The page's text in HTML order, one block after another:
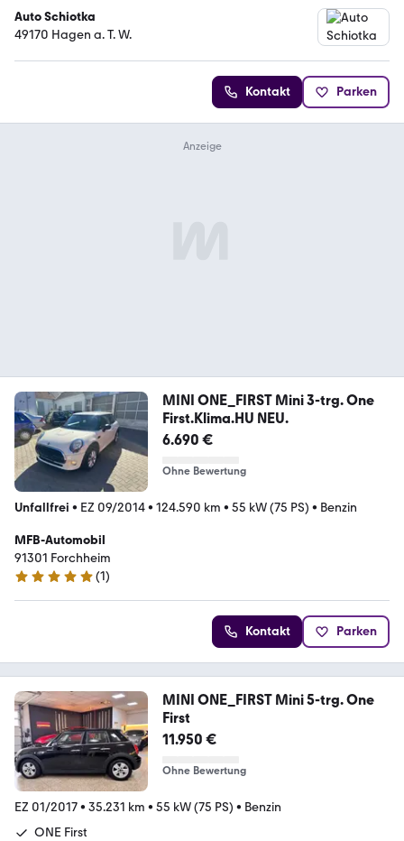
Auto Schiotka
49170 Hagen a. T. W.
Kontakt Parken
MINI ONE_FIRST Mini 3-trg. One
First.Klima.HU NEU.
6.690 €
Ohne Bewertung
Unfallfrei • EZ 09/2014• 124.590 km • 55 kW (75 PS) • Benzin
MFB-Automobil
91301 Forchheim
5 Sterne
(1)
Kontakt Parken
MINI ONE_FIRST Mini 5-trg. One
First
11.950 €
Ohne Bewertung
EZ 01/2017• 35.231 km • 55 kW (75 PS) • Benzin
ONE First